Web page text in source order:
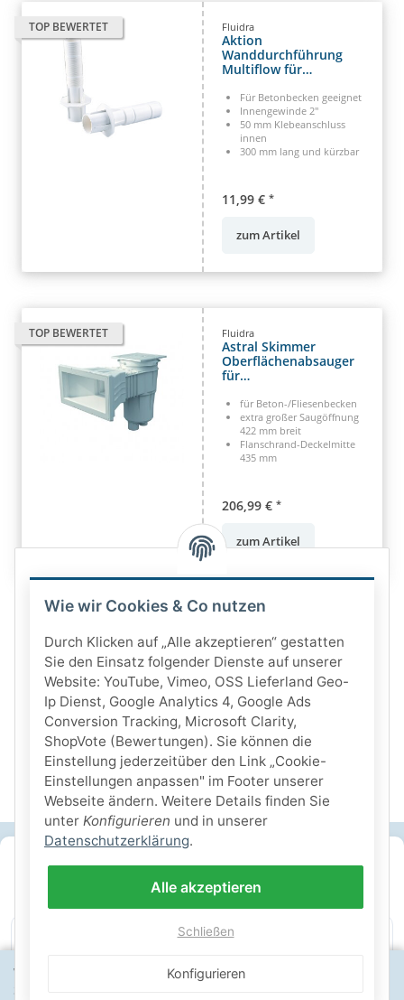
Wähle dein Lieferland, um Preise und Artikel für deinen
Standort zu sehen.
TOP BEWERTET Fluidra
Aktion
Wanddurchführung
Multiflow für
Für Betonbecken geeignet
Innengewinde 2"
50 mm Klebeanschluss
innen
300 mm lang und kürzbar
11,99 € *
zum Artikel
TOP BEWERTET Fluidra
Astral Skimmer
Oberflächenabsauger
für
Typ 17.5 Breitmaul 435
mm
für Beton-/Fliesenbecken
extra großer Saugöffnung
422 mm breit
Flanschrand-Deckelmitte
435 mm
206,99 € *
zum Artikel
IHRE SICHERHEIT
Wie wir Cookies & Co nutzen
Durch Klicken auf „Alle akzeptieren“ gestatten
Sie den Einsatz folgender Dienste auf unserer
Website: YouTube, Vimeo, OSS Lieferland Geo-
Ip Dienst, Google Analytics 4, Google Ads
Conversion Tracking, Microsoft Clarity,
ShopVote (Bewertungen). Sie können die
Einstellung jederzeitüber den Link „Cookie-
Einstellungen anpassen" im Footer unserer
Webseite ändern. Weitere Details finden Sie
unter Konfigurieren und in unserer
Datenschutzerklärung.
Alle akzeptieren
Schließen
Konfigurieren